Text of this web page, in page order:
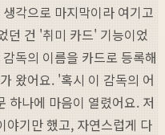
각으로 마지막이라 여기고
던 건 '취미 카드' 기능이었
독의 이름을 카드로 등록해
왔어요. '혹시 이 감독의 어
하나에 마음이 열렸어요. 저
야기만 했고, 자연스럽게 다